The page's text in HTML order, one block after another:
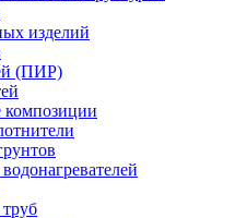
изделий
(ПИР)